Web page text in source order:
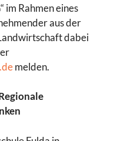
im Rahmen eines
aus der
dabei
melden.